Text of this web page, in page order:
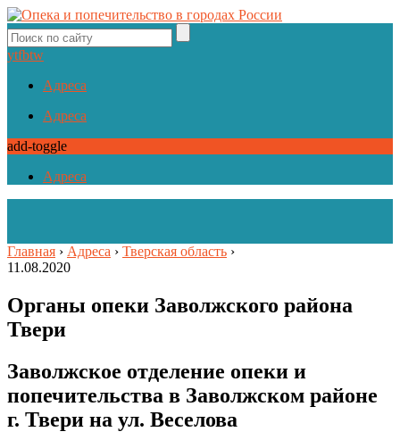
ytfbtw
Адреса
Адреса
add-toggle
Адреса
Главная › Адреса › Тверская область ›
11.08.2020
Органы опеки Заволжского района
Твери
Заволжское отделение опеки и
попечительства в Заволжском районе
г. Твери на ул. Веселова